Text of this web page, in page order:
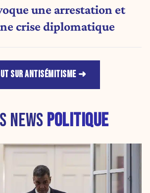
une arrestation et
crise diplomatique
SUR ANTISÉMITISME
NEWS POLITIQUE